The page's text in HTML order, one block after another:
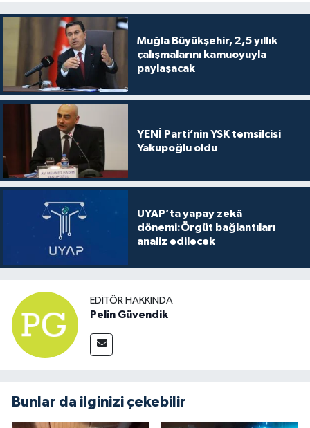
Muğla Büyükşehir, 2,5 yıllık
çalışmalarını kamuoyuyla
paylaşacak
YENİ Parti’nin YSK temsilcisi
Yakupoğlu oldu
UYAP’ta yapay zekâ
dönemi:Örgüt bağlantıları
analiz edilecek
EDITÖR HAKKINDA
Pelin Güvendik
Bunlar da ilginizi çekebilir